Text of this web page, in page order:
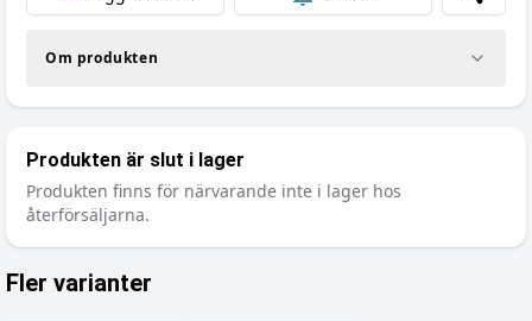
Om produkten
Produkten är slut i lager
Produkten finns för närvarande inte i lager hos
återförsäljarna.
Fler varianter